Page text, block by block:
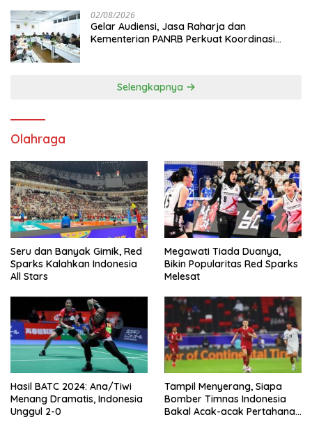
02/08/2026
Gelar Audiensi, Jasa Raharja dan
Kementerian PANRB Perkuat Koordinasi
Selengkapnya
Olahraga
Seru dan Banyak Gimik, Red
Sparks Kalahkan Indonesia
All Stars
Megawati Tiada Duanya,
Bikin Popularitas Red Sparks
Melesat
Hasil BATC 2024: Ana/Tiwi
Menang Dramatis, Indonesia
Unggul 2-0
Tampil Menyerang, Siapa
Bomber Timnas Indonesia
Bakal Acak-acak Pertahanan